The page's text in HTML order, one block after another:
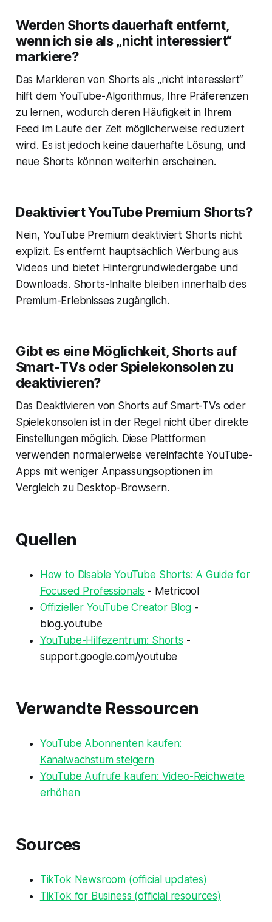
Werden Shorts dauerhaft entfernt,
wenn ich sie als „nicht interessiert“
markiere?
Das Markieren von Shorts als „nicht interessiert“
hilft dem YouTube-Algorithmus, Ihre Präferenzen
zu lernen, wodurch deren Häufigkeit in Ihrem
Feed im Laufe der Zeit möglicherweise reduziert
wird. Es ist jedoch keine dauerhafte Lösung, und
neue Shorts können weiterhin erscheinen.
Deaktiviert YouTube Premium Shorts?
Nein, YouTube Premium deaktiviert Shorts nicht
explizit. Es entfernt hauptsächlich Werbung aus
Videos und bietet Hintergrundwiedergabe und
Downloads. Shorts-Inhalte bleiben innerhalb des
Premium-Erlebnisses zugänglich.
Gibt es eine Möglichkeit, Shorts auf
Smart-TVs oder Spielekonsolen zu
deaktivieren?
Das Deaktivieren von Shorts auf Smart-TVs oder
Spielekonsolen ist in der Regel nicht über direkte
Einstellungen möglich. Diese Plattformen
verwenden normalerweise vereinfachte YouTube-
Apps mit weniger Anpassungsoptionen im
Vergleich zu Desktop-Browsern.
Quellen
How to Disable YouTube Shorts: A Guide for
Focused Professionals - Metricool
Offizieller YouTube Creator Blog -
blog.youtube
YouTube-Hilfezentrum: Shorts -
support.google.com/youtube
Verwandte Ressourcen
YouTube Abonnenten kaufen:
Kanalwachstum steigern
YouTube Aufrufe kaufen: Video-Reichweite
erhöhen
Sources
TikTok Newsroom (official updates)
TikTok for Business (official resources)